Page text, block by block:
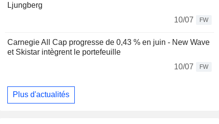
Ljungberg
10/07
FW
Carnegie All Cap progresse de 0,43 % en juin - New Wave
et Skistar intègrent le portefeuille
10/07
FW
Plus d'actualités